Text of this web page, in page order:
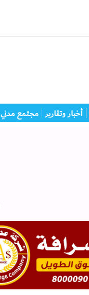
أخبار وتقارير مجتمع مدني